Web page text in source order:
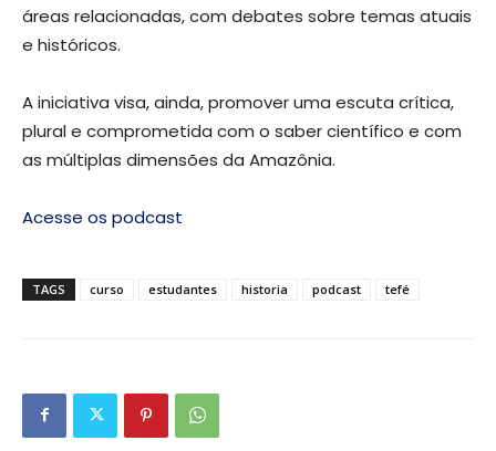
áreas relacionadas, com debates sobre temas atuais
e históricos.
A iniciativa visa, ainda, promover uma escuta crítica,
plural e comprometida com o saber científico e com
as múltiplas dimensões da Amazônia.
Acesse os podcast
TAGS curso estudantes historia podcast tefé